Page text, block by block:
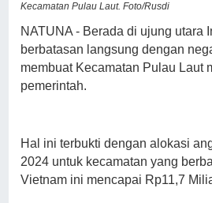
Kecamatan Pulau Laut. Foto/Rusdi
NATUNA - Berada di ujung utara
berbatasan langsung dengan
membuat Kecamatan Pulau Laut
pemerintah.
Hal ini terbukti dengan alokasi
2024 untuk kecamatan yang
Vietnam ini mencapai Rp11,7